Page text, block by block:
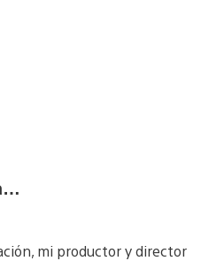
mi productor y director